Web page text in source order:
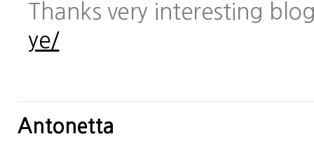
Thanks very interesting
ye/
Antonetta